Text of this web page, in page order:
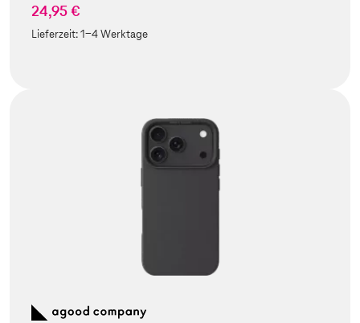
24,95 €
Lieferzeit:1-4 Werktage